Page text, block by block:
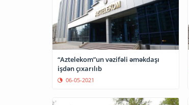
“Aztelekom”un vəzifəli əməkdaşı
işdən çıxarılıb
06-05-2021